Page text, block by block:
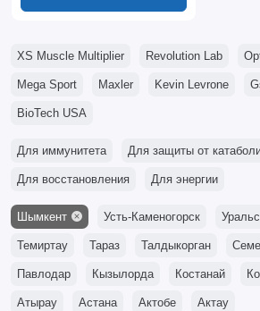
XS Muscle Multiplier Revolution Lab
Mega Sport Maxler Kevin Levrone
BioTech USA
Для иммунитета Для защиты от
Для восстановления Для энергии
Шымкент Усть-Каменогорск
Темиртау Тараз Талдыкорган
Павлодар Кызылорда Костанай
Атырау Астана Актобе Актау